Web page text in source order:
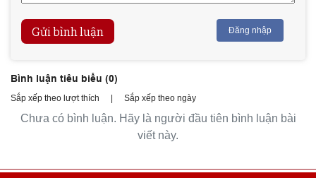
Gửi bình luận Đăng nhập
Bình luận tiêu biểu (0)
Sắp xếp theo lượt thích | Sắp xếp theo ngày
Chưa có bình luận. Hãy là người đầu tiên bình luận bài
viết này.